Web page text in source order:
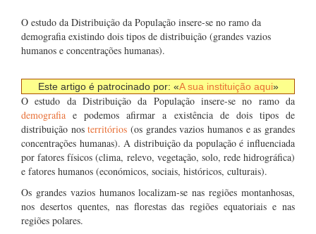
O estudo da Distribuição da População insere-se no ramo da
demografia existindo dois tipos de distribuição (grandes vazios
humanos e concentrações humanas).
Este artigo é patrocinado por: «A sua instituição aqui»
O estudo da Distribuição da População insere-se no ramo da
demografia e podemos afirmar a existência de dois tipos de
distribuição nosterritórios (os grandes vazios humanos e as grandes
concentrações humanas). A distribuição da população é influenciada
por fatores físicos (clima, relevo, vegetação, solo, rede hidrográfica)
e fatores humanos (económicos, sociais, históricos, culturais).
Os grandes vazios humanos localizam-se nas regiões montanhosas,
nos desertos quentes, nas florestas das regiões equatoriais e nas
regiões polares.